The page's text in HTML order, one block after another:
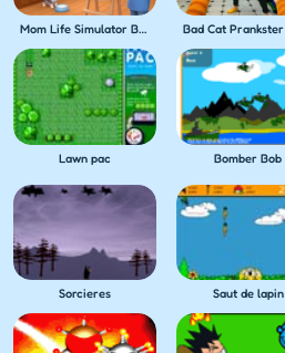
Mom Life Simulator Baby Care
Lawn pac Bomber Bob
Sorcieres Saut de lapin